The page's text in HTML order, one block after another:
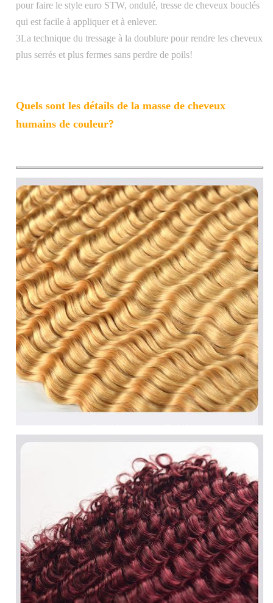
pour faire le style euro STW, ondulé, tresse de cheveux bouclés
qui est facile à appliquer et à enlever.
3La technique du tressage à la doublure pour rendre les cheveux
plus serrés et plus fermes sans perdre de poils!
Quels sont les détails de la masse de cheveux
humains de couleur?
Matériel 100% de cheveux humains
Grade Catégorie 9A 10A
Qualité
1 Doux, brillant et propre, sans poux ni
tricot
2 Nous promettons de ne pas se mêler, de ne
pas déverser
de poils d'animaux
4 Durée de vie 1 à 2 ans sous soins
5 Peut être repassé et teint, voire blanchi
6 Nous promettons que nos cheveux sont de
haute qualité cheveux humains sur le
marché des cheveux.
Le prix Prix de gros, prix d'usine